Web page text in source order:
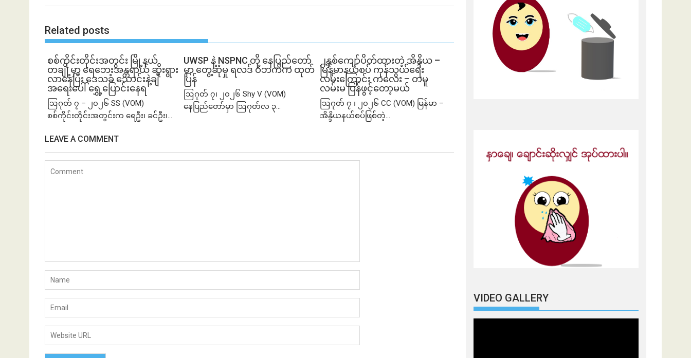
Related posts
စစ်ကိုင်းတိုင်းအတွင်း မြို့နယ်
တချို့မှာ ရေဘေးအန္တရာယ် ဆိုးရွား
လာနေပြီး ဒေသခံ သောင်းနဲ့ချီ
အရေးပေါ် ရွှေ့ပြောင်းနေရ
ဩဂုတ် ၇ – ၂၀၂၆ SS (VOM)
စစ်ကိုင်းတိုင်းအတွင်းက ရေဦး၊ ခင်ဦး၊...
UWSP နဲ့ NSPNC တို့ နေပြည်တော်
မှာ တွေ့ဆုံမှု ရလဒ် ဝဘက်က ထုတ်
ပြန်
ဩဂုတ် ၇၊ ၂၀၂၆ Shy V (VOM)
နေပြည်တော်မှာ ဩဂုတ်လ ၃...
၂နှစ်​ကျော်ပိတ်ထားတဲ့ အိန္ဒိယ –
မြန်မာနယ်စပ် ကုန်သွယ်ရေး
လမ်းကြောင်း ကလေး – တမူ
လမ်းမ ပြန်ဖွင့်တော့မယ်
ဩဂုတ် ၇ ၊ ၂၀၂၆ CC (VOM) မြန်မာ –
အိန္ဒိယနယ်စပ်ဖြစ်တဲ့...
LEAVE A COMMENT
VIDEO GALLERY